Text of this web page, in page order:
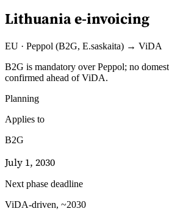
Entdecken
Leitfäden
Länder-Steuerleitfäden
Lithuaniae-invoicing
EU · Peppol (B2G, E.saskaita) → ViDA
B2G is mandatory over Peppol; no
confirmed ahead of ViDA.
Planning
Applies to
B2G
July 1, 2030
Next phase deadline
ViDA-driven, ~2030